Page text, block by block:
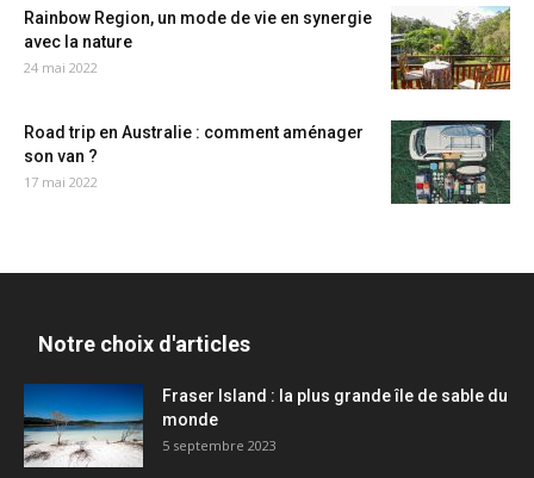
Rainbow Region, un mode de vie en synergie
avec la nature
24 mai 2022
Road trip en Australie : comment aménager
son van ?
17 mai 2022
Notre choix d'articles
Fraser Island : la plus grande île de sable du
monde
5 septembre 2023